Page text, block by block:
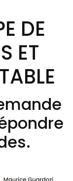
DE
ET